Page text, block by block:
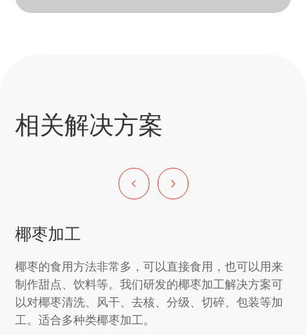
相关解决方案
椰枣加工
椰枣的食用方法非常多，可以直接食用，也可以用来
制作甜点、饮料等。我们研发的椰枣加工解决方案可
以对椰枣清洗、风干、去核、分级、切碎、包装等加
工。适合多种类椰枣加工。